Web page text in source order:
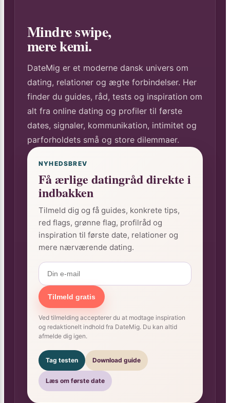
Mindre swipe,
mere kemi.
DateMig er et moderne dansk univers om
dating, relationer og ægte forbindelser. Her
finder du guides, råd, tests og inspiration om
alt fra online dating og profiler til første
dates, signaler, kommunikation, intimitet og
parforholdets små og store dilemmaer.
NYHEDSBREV
Få ærlige datingråd direkte i
indbakken
Tilmeld dig og få guides, konkrete tips,
red flags, grønne flag, profilråd og
inspiration til første date, relationer og
mere nærværende dating.
Tilmeld gratis
Ved tilmelding accepterer du at modtage inspiration
og redaktionelt indhold fra DateMig. Du kan altid
afmelde dig igen.
Tag testen Download guide
Læs om første date